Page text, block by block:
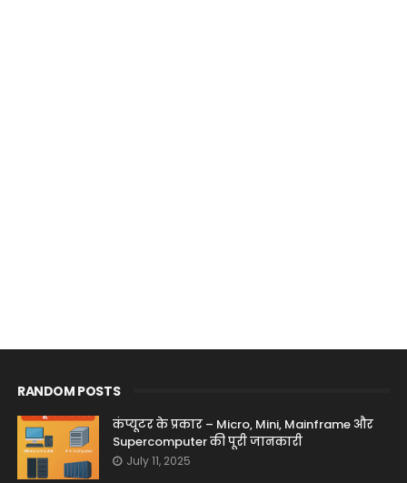
RANDOM POSTS
कंप्यूटर के प्रकार – Micro, Mini, Mainframe और
Supercomputer की पूरी जानकारी
July 11, 2025